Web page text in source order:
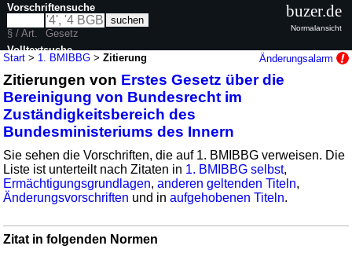
Start > 1. BMIBBG >Zitierung Änderungsalarm
Zitierungen von Erstes Gesetz über die
Bereinigung von Bundesrecht im
Zuständigkeitsbereich des
Bundesministeriums des Innern
Sie sehen die Vorschriften, die auf 1. BMIBBG verweisen. Die
Liste ist unterteilt nach Zitaten in 1. BMIBBG selbst,
Ermächtigungsgrundlagen,anderen geltenden Titeln,
Änderungsvorschriften und inaufgehobenen Titeln.
Zitat in folgenden Normen
Vorschriftensuche
§ / Art.
Gesetz
Volltextsuche
nur in 1. BMIBBG
buzer.de
Normalansicht